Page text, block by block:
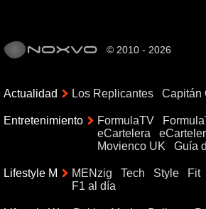
© 2010 - 2026
Actualidad Los Replicantes Capitán
Entretenimiento FormulaTV
eCartelera
Movienco UK
Guía
Lifestyle M MENzig Tech Style Fit
F1 al día